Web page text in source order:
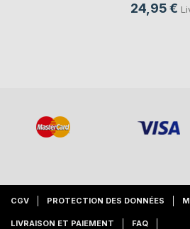
24,95 €
CGV PROTECTION DES DONNÉES
LIVRAISON ET PAIEMENT FAQ